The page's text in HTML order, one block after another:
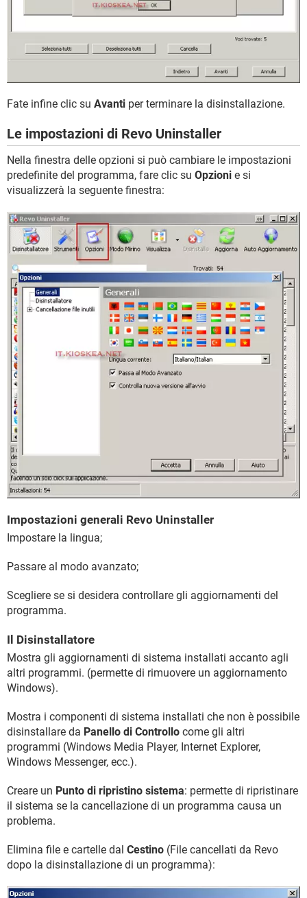
Fate infine clic su Avanti per terminare la disinstallazione.
Le impostazioni di Revo Uninstaller
Nella finestra delle opzioni si può cambiare le impostazioni
predefinite del programma, fare clic su Opzioni e si
visualizzerà la seguente finestra:
Impostazioni generali Revo Uninstaller
Impostare la lingua;
Passare al modo avanzato;
Scegliere se si desidera controllare gli aggiornamenti del
programma.
Il Disinstallatore
Mostra gli aggiornamenti di sistema installati accanto agli
altri programmi. (permette di rimuovere un aggiornamento
Windows).
Mostra i componenti di sistema installati che non è possibile
disinstallare da Panello di Controllo come gli altri
programmi (Windows Media Player, Internet Explorer,
Windows Messenger, ecc.).
Creare un Punto di ripristino sistema: permette di ripristinare
il sistema se la cancellazione di un programma causa un
problema.
Elimina file e cartelle dal Cestino (File cancellati da Revo
dopo la disinstallazione di un programma):